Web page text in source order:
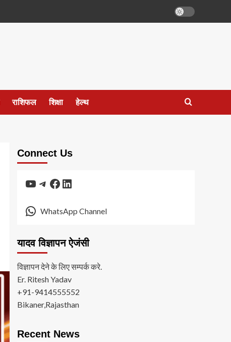
राशिफल शिक्षा हेल्थ
Connect Us
YouTube
Telegram
Facebook
LinkedIn
WhatsApp Channel
यादव विज्ञापन ऐजंसी
विज्ञापन देने के लिए सम्पर्क करे.
Er. Ritesh Yadav
+91-9414555552
Bikaner,Rajasthan
Recent News